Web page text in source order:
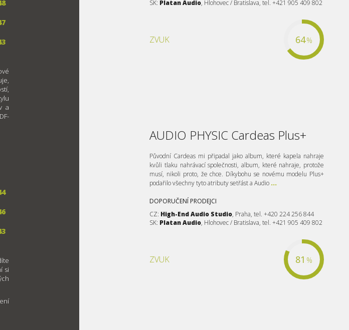
a
si
SK: Platan Audio, Hlohovec / Bratislava, tel. +421 905 409 802
ZVUK 64%
AUDIO PHYSIC Cardeas Plus+
Původní Cardeas mi připadal jako album, které kapela nahraje
kvůli tlaku nahrávací společnosti, album, které nahraje, protože
musí, nikoli proto, že chce. Díkybohu se novému modelu Plus+
podařilo všechny tyto atributy setřást a Audio ...
DOPORUČENÍ PRODEJCI
CZ: High-End Audio Studio, Praha, tel. +420 224 256 844
SK: Platan Audio, Hlohovec / Bratislava, tel. +421 905 409 802
ZVUK 81 %